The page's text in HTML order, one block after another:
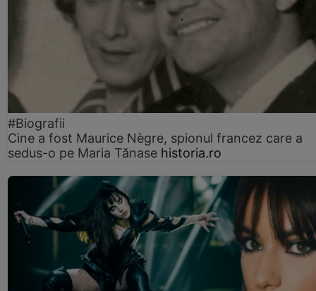
#Biografii
Cine a fost Maurice Nègre, spionul francez care a
sedus-o pe Maria Tănase historia.ro